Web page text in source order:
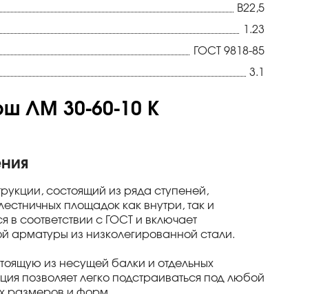
В22,5
1.23
ГОСТ 9818-85
3.1
ЛМ 30-60-10 К
состоящий из ряда ступеней,
площадок как внутри, так и
соответствии с ГОСТ и включает
арматуры из низколегированной стали.
из несущей балки и отдельных
позволяет легко подстраиваться под любой